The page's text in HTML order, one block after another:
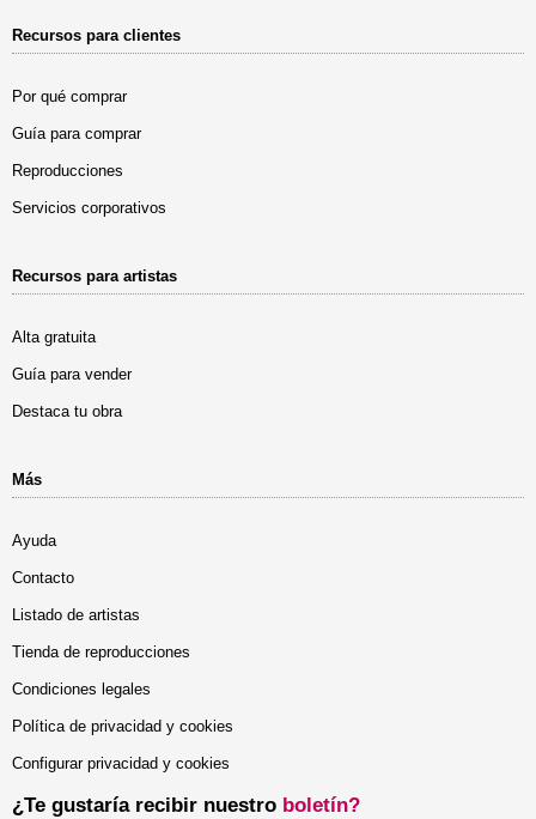
Recursos para clientes
Por qué comprar
Guía para comprar
Reproducciones
Servicios corporativos
Recursos para artistas
Alta gratuita
Guía para vender
Destaca tu obra
Más
Ayuda
Contacto
Listado de artistas
Tienda de reproducciones
Condiciones legales
Política de privacidad y cookies
Configurar privacidad y cookies
¿Te gustaría recibir nuestro boletín?